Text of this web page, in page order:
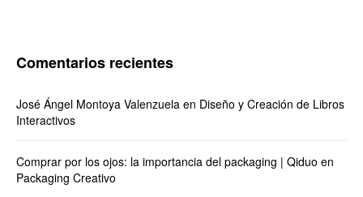
Comentarios recientes
José Ángel Montoya Valenzuela en Diseño y Creación de Libros
Interactivos
Comprar por los ojos: la importancia del packaging | Qiduo en
Packaging Creativo